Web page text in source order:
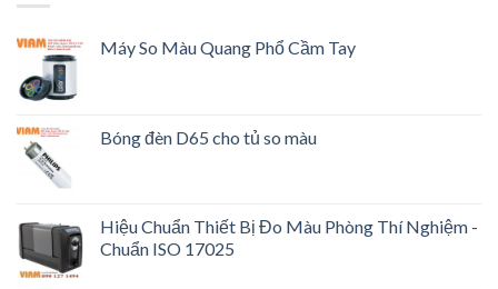
Máy So Màu Quang Phổ Cầm Tay
Bóng đèn D65 cho tủ so màu
Hiệu Chuẩn Thiết Bị Đo Màu Phòng Thí Nghiệm -
Chuẩn ISO 17025